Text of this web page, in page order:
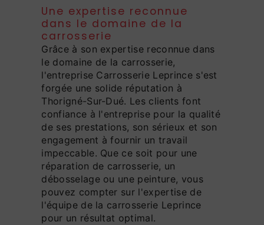
Une expertise reconnue
dans le domaine de la
carrosserie
Grâce à son expertise reconnue dans
le domaine de la carrosserie,
l'entreprise Carrosserie Leprince s'est
forgée une solide réputation à
Thorigné-Sur-Dué. Les clients font
confiance à l'entreprise pour la qualité
de ses prestations, son sérieux et son
engagement à fournir un travail
impeccable. Que ce soit pour une
réparation de carrosserie, un
débosselage ou une peinture, vous
pouvez compter sur l'expertise de
l'équipe de la carrosserie Leprince
pour un résultat optimal.